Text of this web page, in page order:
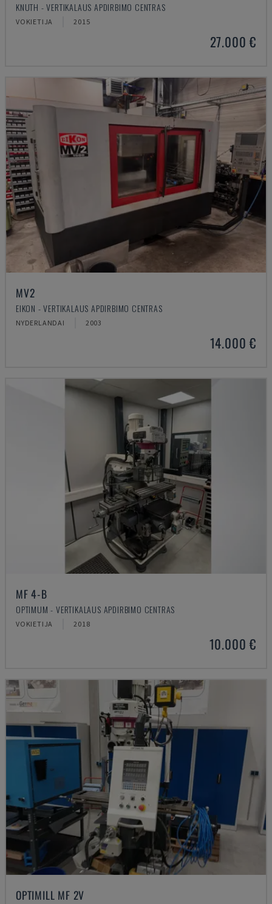
KNUTH - VERTIKALAUS APDIRBIMO CENTRAS
VOKIETIJA 2015
27.000 €
MV2
EIKON - VERTIKALAUS APDIRBIMO CENTRAS
NYDERLANDAI 2003
14.000 €
MF 4-B
OPTIMUM - VERTIKALAUS APDIRBIMO CENTRAS
VOKIETIJA 2018
10.000 €
OPTIMILL MF 2V